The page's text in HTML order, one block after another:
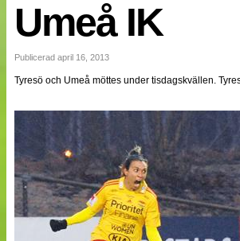
Till klubbkassan
Om oss
NÄTverket
Bloggar
Lagen
Webb-TV
Cuper
Medlemmar
Medlemsbilder
Till klubbkassan
Om oss
NÄTverket
Umeå IK
Publicerad april 16, 2013
Tyresö och Umeå möttes under tisdagskvällen.